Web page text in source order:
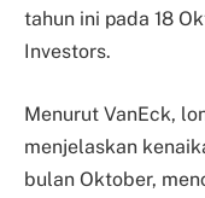
tahun ini pada 18
Investors.
Menurut VanEck,
menjelaskan
bulan Oktober,